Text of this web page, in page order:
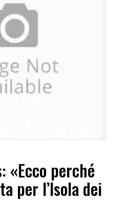
«Ecco perché
per l’Isola dei